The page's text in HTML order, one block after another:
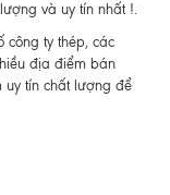
và uy tín nhất !.
công ty thép, các
địa điểm bán
uy tín chất lượng để